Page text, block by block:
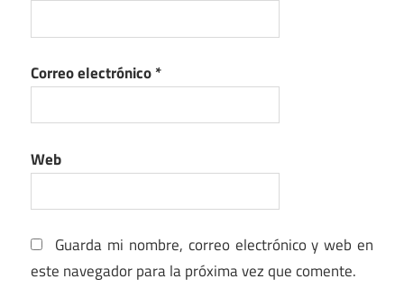
Correo electrónico*
Web
Guarda mi nombre, correo electrónico y web en
este navegador para la próxima vez que comente.